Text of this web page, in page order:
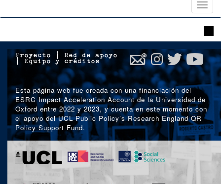
Proyecto
Red de apoyo
| Equipo y créditos
Esta página web fue creada con una financiación del
ESRC Impact Acceleration Account de la Universidad de
Oxford entre 2022 y 2023, y cuenta en este momento con
el apoyo del UCL Public Policy’s Research England QR
Policy Support Fund.